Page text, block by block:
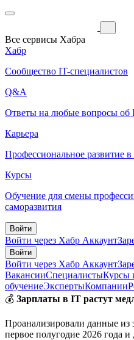
Все сервисы Хабра
Хабр
Сообщество IT-специалистов
Q&A
Ответы на любые вопросы об
Карьера
Профессиональное развитие
Курсы
Обучение для смены
саморазвития
Войти
Войти через Хабр Аккаунт
Войти
Войти через Хабр Аккаунт
ВакансииСпециалистыКурсы
обучениеЭкспертыКомпании
💰 Зарплаты в IT растут
Проанализировали данные из
первое полугодие 2026 года и